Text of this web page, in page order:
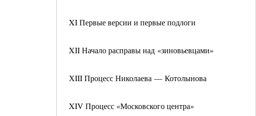
XI Первые версии и первые подлоги
XII Начало расправы над «зиновьевцами»
ХIII Процесс Николаева — Котолынова
XIV Процесс «Московского центра»